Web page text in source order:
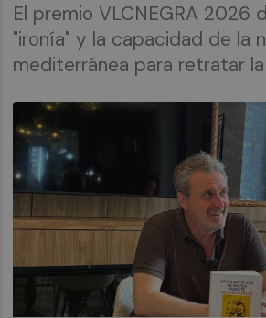
El premio VLCNEGRA 2026
"ironía" y la capacidad de la
mediterránea para retratar